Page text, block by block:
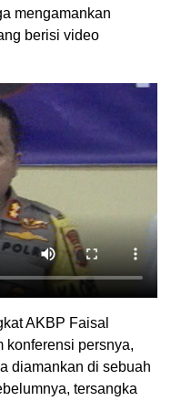
mengamankan
berisi video
AKBP Faisal
konferensi persnya,
diamankan di sebuah
tersangka